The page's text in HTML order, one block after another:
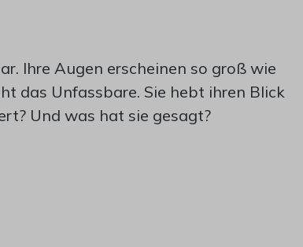
Ihre Augen erscheinen so groß wie
das Unfassbare. Sie hebt ihren Blick
Und was hat sie gesagt?